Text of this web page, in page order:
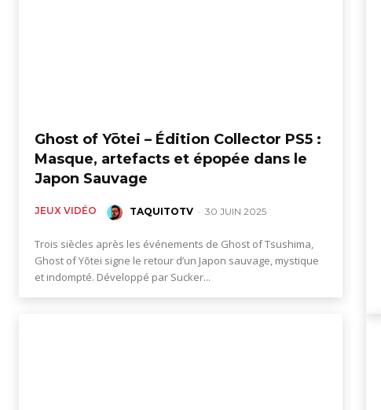
statuettes
Ghost of Yōtei – Édition Collector PS5 :
Masque, artefacts et épopée dans le
Japon Sauvage
JEUX VIDÉO TAQUITOTV - 30 JUIN 2025
Trois siècles après les événements de Ghost of Tsushima,
Ghost of Yōtei signe le retour d’un Japon sauvage, mystique
et indompté. Développé par Sucker...